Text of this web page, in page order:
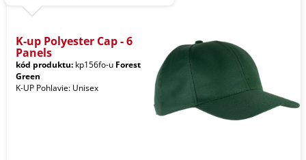
K-up Polyester Cap - 6
Panels
kód produktu: kp156fo-u Forest
Green
K-UP Pohlavie: Unisex